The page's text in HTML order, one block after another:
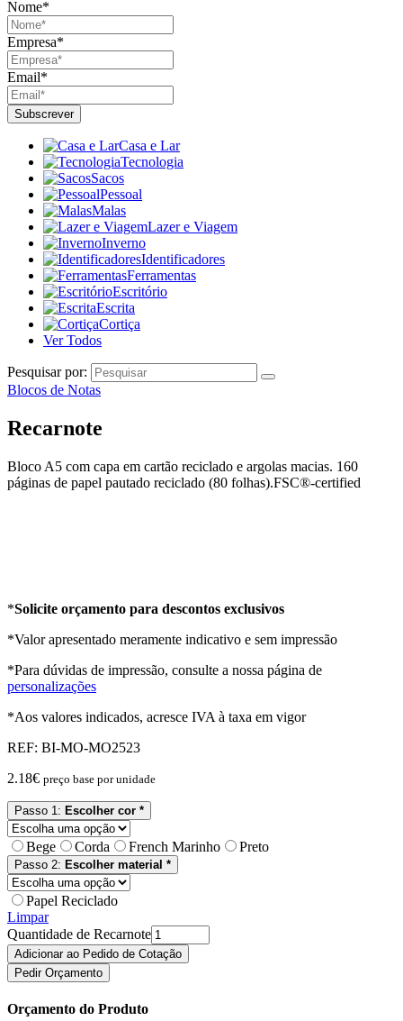
Nome*
Empresa*
Email*
Casa e Lar
Tecnologia
Sacos
Pessoal
Malas
Lazer e Viagem
Inverno
Identificadores
Ferramentas
Escritório
Escrita
Cortiça
Ver Todos
Pesquisar por:
Blocos de Notas
Recarnote
Bloco A5 com capa em cartão reciclado e argolas macias. 160
páginas de papel pautado reciclado (80 folhas).FSC®-certified
*Solicite orçamento para descontos exclusivos
*Valor apresentado meramente indicativo e sem impressão
*Para dúvidas de impressão, consulte a nossa página de
personalizações
*Aos valores indicados, acresce IVA à taxa em vigor
REF: BI-MO-MO2523
2.18€ preço base por unidade
Passo 1: Escolher cor *
Bege Corda French Marinho Preto
Passo 2: Escolher material *
Papel Reciclado
Limpar
Quantidade de Recarnote
Adicionar ao Pedido de Cotação
Pedir Orçamento
Orçamento do Produto